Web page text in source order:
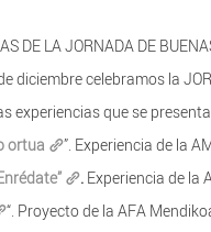
DE LA JORNADA DE
diciembre celebramos la
experiencias que se
ortua
”. Experiencia de la
. Experiencia de la
“. Proyecto de la AFA